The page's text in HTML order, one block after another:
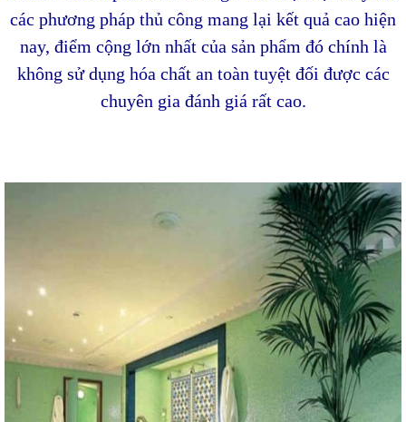
các phương pháp thủ công mang lại kết quả cao hiện
nay, điểm cộng lớn nhất của sản phẩm đó chính là
không sử dụng hóa chất an toàn tuyệt đối được các
chuyên gia đánh giá rất cao.